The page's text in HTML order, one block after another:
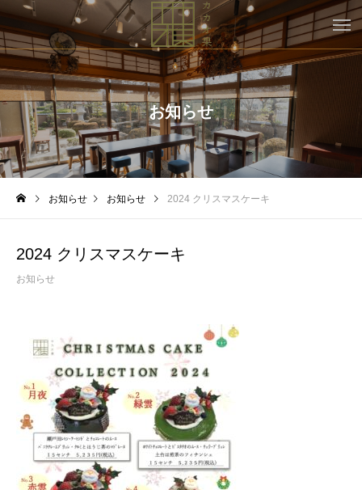
お知らせ
お知らせ お知らせ 2024 クリスマスケーキ
2024 クリスマスケーキ
お知らせ